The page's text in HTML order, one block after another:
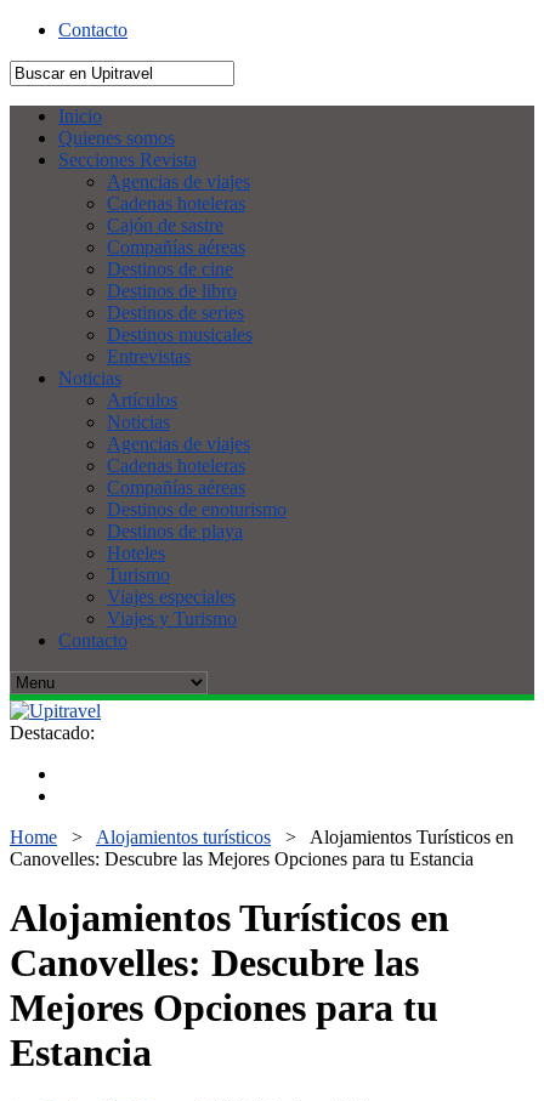
Contacto
Inicio
Quienes somos
Secciones Revista
Agencias de viajes
Cadenas hoteleras
Cajón de sastre
Compañías aéreas
Destinos de cine
Destinos de libro
Destinos de series
Destinos musicales
Entrevistas
Noticias
Artículos
Noticias
Agencias de viajes
Cadenas hoteleras
Compañías aéreas
Destinos de enoturismo
Destinos de playa
Hoteles
Turismo
Viajes especiales
Viajes y Turismo
Contacto
Destacado:
Home > Alojamientos turísticos > Alojamientos Turísticos en
Canovelles: Descubre las Mejores Opciones para tu Estancia
Alojamientos Turísticos en
Canovelles: Descubre las
Mejores Opciones para tu
Estancia